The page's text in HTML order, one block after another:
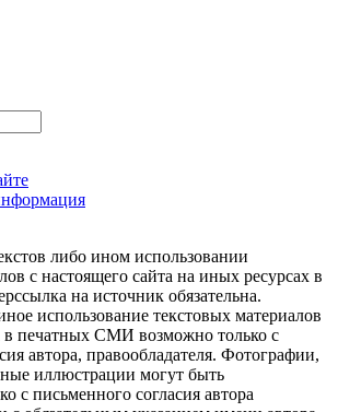
либо ином использовании
с настоящего сайта на иных ресурсах в
на источник обязательна.
использование текстовых материалов
в печатных СМИ возможно только с
автора, правообладателя. Фотографии,
иллюстрации могут быть
с письменного согласия автора